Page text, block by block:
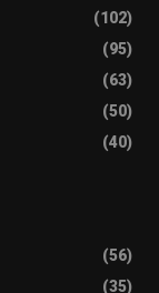
(102)
(95)
(63)
(50)
(40)
(56)
(35)